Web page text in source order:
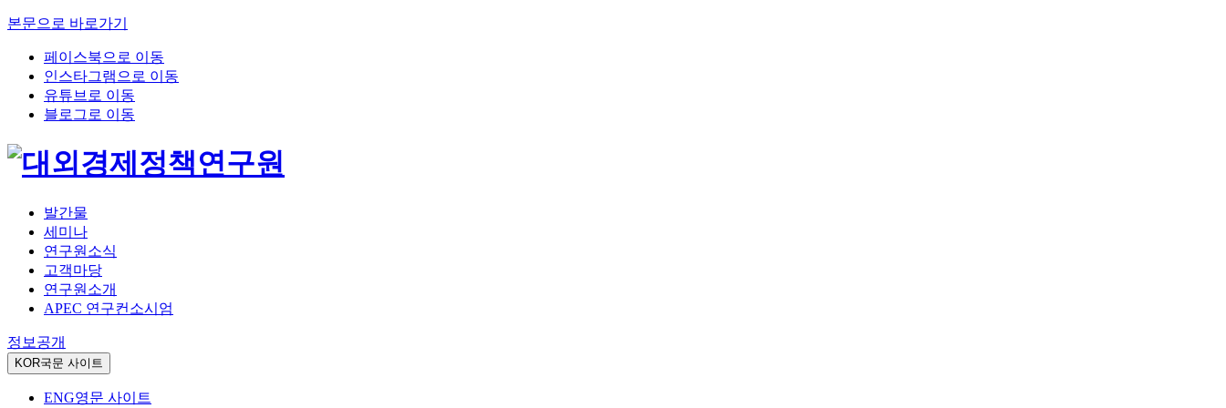
본문으로 바로가기
페이스북으로 이동
인스타그램으로 이동
유튜브로 이동
블로그로 이동
발간물
세미나
연구원소식
고객마당
연구원소개
APEC 연구컨소시엄
정보공개
KOR국문 사이트
ENG영문 사이트